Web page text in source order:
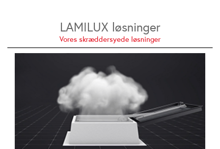
LAMILUX løsninger
Vores skræddersyede løsninger